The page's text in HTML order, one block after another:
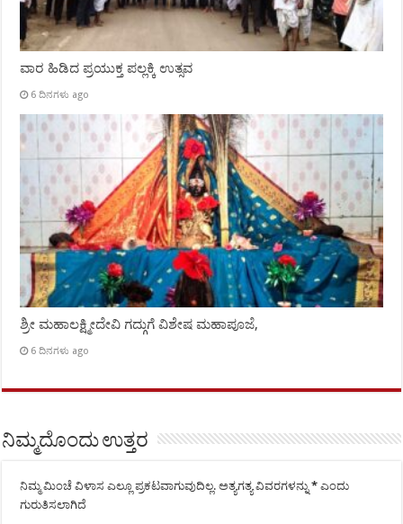
ವಾರ ಹಿಡಿದ ಪ್ರಯುಕ್ತ ಪಲ್ಲಕ್ಕಿ ಉತ್ಸವ
6 ದಿನಗಳು ago
ಶ್ರೀ ಮಹಾಲಕ್ಷ್ಮೀದೇವಿ ಗದ್ಗುಗೆ ವಿಶೇಷ ಮಹಾಪೂಜೆ,
6 ದಿನಗಳು ago
ನಿಮ್ಮದೊಂದು ಉತ್ತರ
ನಿಮ್ಮ ಮಿಂಚೆ ವಿಳಾಸ ಎಲ್ಲೂ ಪ್ರಕಟವಾಗುವುದಿಲ್ಲ. ಅತ್ಯಗತ್ಯ ವಿವರಗಳನ್ನು* ಎಂದು
ಗುರುತಿಸಲಾಗಿದೆ